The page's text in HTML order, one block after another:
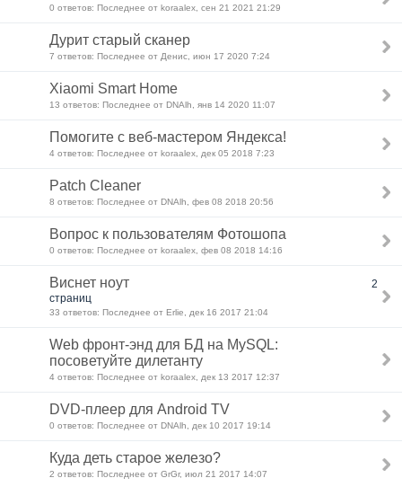
0 ответов: Последнее от koraalex, сен 21 2021 21:29
Дурит старый сканер
7 ответов: Последнее от Денис, июн 17 2020 7:24
Xiaomi Smart Home
13 ответов: Последнее от DNAlh, янв 14 2020 11:07
Помогите с веб-мастером Яндекса!
4 ответов: Последнее от koraalex, дек 05 2018 7:23
Patch Cleaner
8 ответов: Последнее от DNAlh, фев 08 2018 20:56
Вопрос к пользователям Фотошопа
0 ответов: Последнее от koraalex, фев 08 2018 14:16
Виснет ноут
2
страниц
33 ответов: Последнее от Erlie, дек 16 2017 21:04
Web фронт-энд для БД на MySQL:
посоветуйте дилетанту
4 ответов: Последнее от koraalex, дек 13 2017 12:37
DVD-плеер для Android TV
0 ответов: Последнее от DNAlh, дек 10 2017 19:14
Куда деть старое железо?
2 ответов: Последнее от GrGr, июл 21 2017 14:07